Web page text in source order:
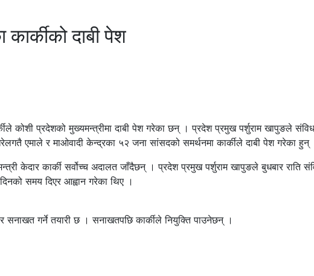
दाबी पेश
कोशी प्रदेशको मुख्यमन्त्रीमा दाबी पेश गरेका छन् । प्रदेश प्रमुख पर्शुराम खापुङले
एमाले र माओवादी केन्द्रका ५२ जना सांसदको समर्थनमा कार्कीले दाबी पेश गरेका हुन्
केदार कार्की सर्वोच्च अदालत जाँदैछन् । प्रदेश प्रमुख पर्शुराम खापुङले बुधबार राति
समय दिएर आह्वान गरेका थिए ।
सनाखत गर्ने तयारी छ । सनाखतपछि कार्कीले नियुक्ति पाउनेछन् ।